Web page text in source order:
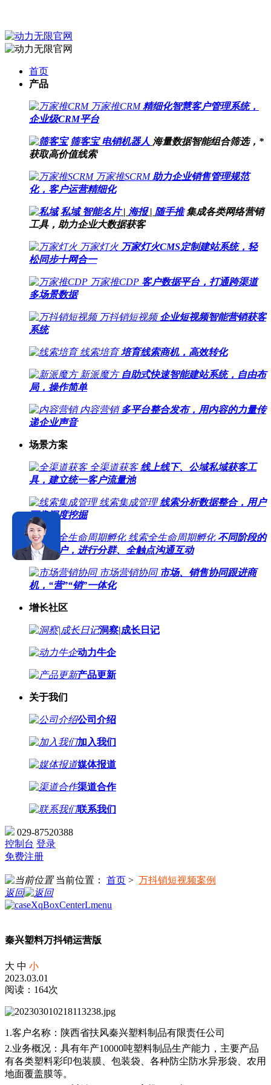
首页
产品
万家推CRM 精细化智慧客户管理系统，
企业级CRM平台
筛客宝 电销机器人 海量数据智能组合筛选，*
获取高价值线索
万家推SCRM 助力企业销售管理规范
化，客户运营精细化
私域 智能名片 | 海报 | 随手推 集成各类网络营销
工具，助力企业大数据获客
万家灯火 万家灯火CMS定制建站系统，轻
松同步十网合一
万家推CDP 客户数据平台，打通跨渠道
多场景数据
万抖销短视频 企业短视频智能营销获客
系统
线索培育 培育线索商机，高效转化
新派魔方 自助式快速智能建站系统，自由布
局，操作简单
内容营销 多平台整合发布，用内容的力量传
递企业声音
场景方案
全渠道获客 线上线下、公域私域获客工
具，建立统一客户流量池
线索集成管理 线索分析数据整合，用户
画像深度挖掘
线索全生命周期孵化 不同阶段的
线索客户，进行分群、全触点沟通互动
市场营销协同 市场、销售协同跟进商
机，“营”“销”一体化
增长社区
洞察|成长日记
动力牛企
产品更新
关于我们
公司介绍
加入我们
媒体报道
渠道合作
联系我们
029-87520388
控制台 登录
免费注册
当前位置： 首页 > 万抖销短视频案例
返回
秦兴塑料万抖销运营版
大 中 小
2023.03.01
阅读：164次
1.客户名称：陕西省扶风秦兴塑料制品有限责任公司
2.业务概况：具有年产10000吨塑料制品生产能力，主要产品
有各类塑料彩印包装膜、包装袋、各种防尘防水异形袋、农用
地面覆盖膜等。